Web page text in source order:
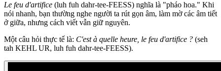
Le feu d'artifice (luh fuh dahr-tee-FEESS) nghĩa là "pháo hoa." Khi
nói nhanh, bạn thường nghe người ta rút gọn âm, làm mờ các âm tiết
ở giữa, nhưng cách viết vẫn giữ nguyên.
Một câu hỏi thực tế là: C'est à quelle heure, le feu d'artifice ? (seh
tah KEHL UR, luh fuh dahr-tee-FEESS).